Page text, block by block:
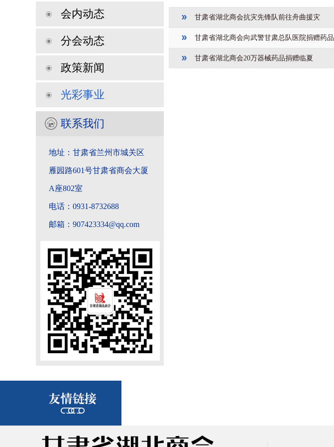
会内动态
分会动态
政策新闻
光彩事业
联系我们
地址：甘肃省兰州市城关区
雁园路601号甘肃省商会大厦
A座802室
电话：0931-8732688
邮箱：907423334@qq.com
甘肃省湖北商会抗灾先锋队前往舟曲援灾
甘肃省湖北商会向武警甘肃总队医院捐赠药品
甘肃省湖北商会20万器械药品捐赠临夏